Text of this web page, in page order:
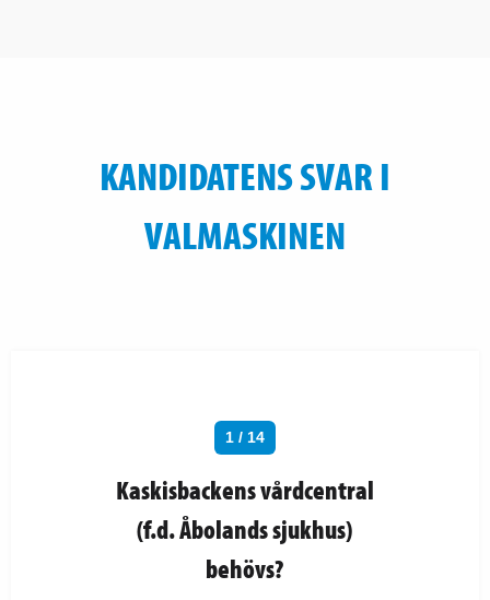
KANDIDATENS SVAR I
VALMASKINEN
1 / 14
Kaskisbackens vårdcentral
(f.d. Åbolands sjukhus)
behövs?